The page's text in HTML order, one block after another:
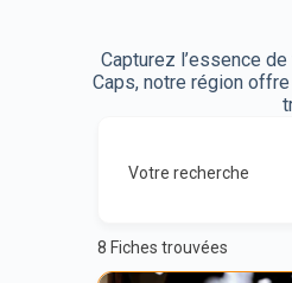
Capturez l’essence
Caps, notre région
Votre recherche
8 Fiches trouvées